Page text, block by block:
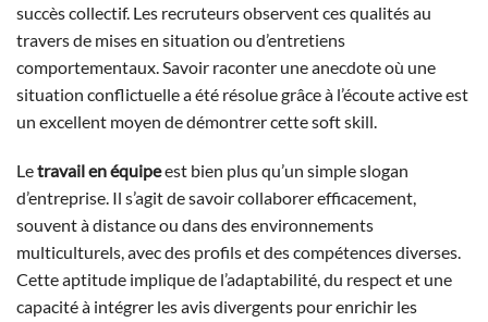
succès collectif. Les recruteurs observent ces qualités au
travers de mises en situation ou d’entretiens
comportementaux. Savoir raconter une anecdote où une
situation conflictuelle a été résolue grâce à l’écoute active est
un excellent moyen de démontrer cette soft skill.
Letravail en équipeest bien plus qu’un simple slogan
d’entreprise. Il s’agit de savoir collaborer efficacement,
souvent à distance ou dans des environnements
multiculturels, avec des profils et des compétences diverses.
Cette aptitude implique de l’adaptabilité, du respect et une
capacité à intégrer les avis divergents pour enrichir les